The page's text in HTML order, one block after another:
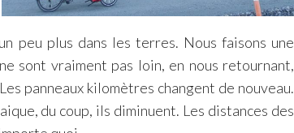
peu plus dans les terres. Nous faisons une
sont vraiment pas loin, en nous retournant,
panneaux kilomètres changent de nouveau.
du coup, ils diminuent. Les distances des